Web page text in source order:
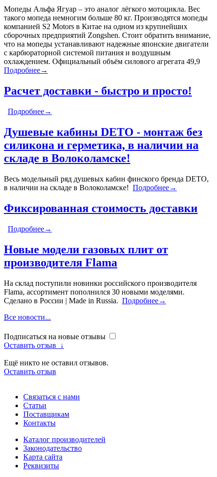
Мопеды Альфа Ягуар – это аналог лёгкого мотоцикла. Вес
такого мопеда немногим больше 80 кг. Производятся мопеды
компанией S2 Motors в Китае на одном из крупнейших
сборочных предприятий Zongshen. Стоит обратить внимание,
что на мопеды устанавливают надежные японские двигатели
с карбюраторной системой питания и воздушным
охлаждением. Официальный объём силового агрегата 49,9
Подробнее→
Расчет доставки - быстро и просто!
Подробнее→
Душевые кабины DETO - монтаж без
силикона и герметика, в наличии на
складе в Волоколамске!
Весь модельный ряд душевых кабин финского бренда DETO,
в наличии на складе в Волоколамске! Подробнее→
Фиксированная стоимость доставки
Подробнее→
Новые модели газовых плит от
производителя Flama
На склад поступили новинки российского производителя
Flama, ассортимент пополнился 30 новыми моделями.
Сделано в России | Made in Russia. Подробнее→
Все новости...
Подписаться на новые отзывы
Оставить отзыв
↓
Ещё никто не оставил отзывов.
Оставить отзыв
Связаться с нами
Статьи
Поставщикам
Контакты
Каталог производителей
Законодательство
Карта сайта
Реквизиты